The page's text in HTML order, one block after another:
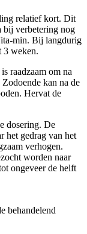
relatief kort. Dit
bij verbetering nog
min. Bij langdurig
3 weken.
raadzaam om na
kan na de
Hervat de
dosering. De
het gedrag van het
verhogen.
worden naar
ongeveer de helft
behandelend